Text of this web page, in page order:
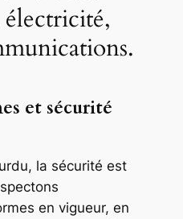
électricité,
et sécurité
la sécurité est
en vigueur, en